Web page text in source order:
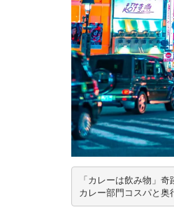
「カレーは飲み物」
カレー部門コスパと奥